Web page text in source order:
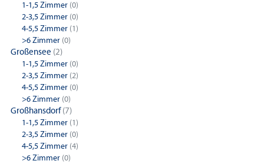
1-1,5 Zimmer (0)
2-3,5 Zimmer (0)
4-5,5 Zimmer (1)
>6 Zimmer (0)
Großensee (2)
1-1,5 Zimmer (0)
2-3,5 Zimmer (2)
4-5,5 Zimmer (0)
>6 Zimmer (0)
Großhansdorf(7)
1-1,5 Zimmer (1)
2-3,5 Zimmer (0)
4-5,5 Zimmer (4)
>6 Zimmer (0)